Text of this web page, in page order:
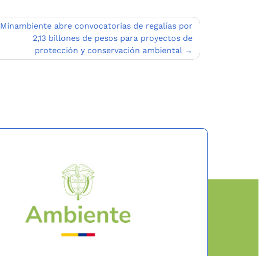
Minambiente abre convocatorias de regalías por
2,13 billones de pesos para proyectos de
protección y conservación ambiental